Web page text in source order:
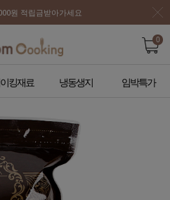
원 적립금받아가세요
0
킹재료 냉동생지 임박특가